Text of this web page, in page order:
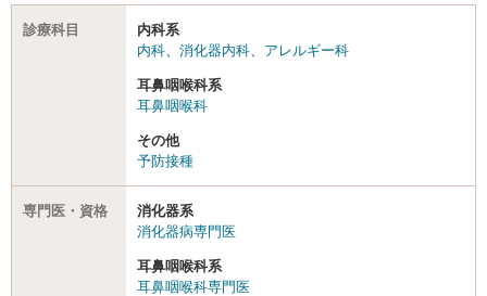
診療科目
内科系
内科
消化器内科 アレルギー科
耳鼻咽喉科系
耳鼻咽喉科
その他
予防接種
専門医・資格
消化器系
消化器病専門医
耳鼻咽喉科系
耳鼻咽喉科専門医